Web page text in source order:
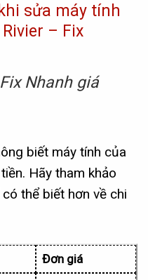
sửa máy tính
– Fix
Nhanh giá
biết máy tính của
Hãy tham khảo
thể biết hơn về chi
Đơn giá